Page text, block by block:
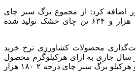
اضافه کرد: از مجموع برگ سبز چای
خریداری شده تاکنون‌ ۱۸ هزار و ۶۳۴ تن چای خشک تولید شده
محصولات کشاورزی نرخ خرید
جاری به ازای هرکیلوگرم محصول
درجه یک ۲۴۵ هزار ریال و هرکیلو برگ سبز چای درجه ۲ ۱۸۰ هزار